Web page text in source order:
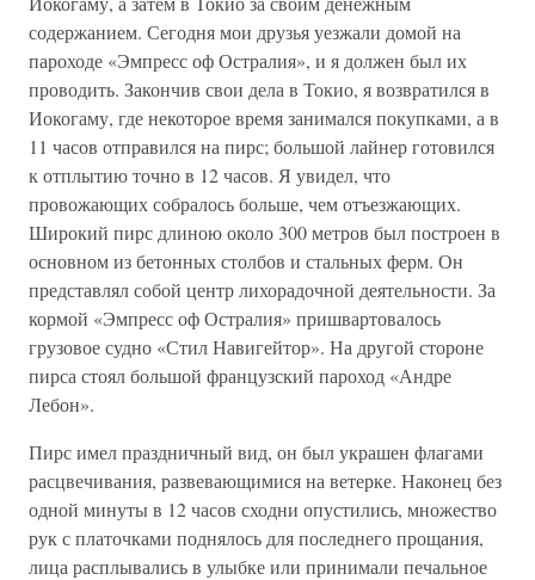
содержанием. Сегодня мои друзья уезжали домой на
пароходе «Эмпресс оф Остралия», и я должен был их
проводить. Закончив свои дела в Токио, я возвратился в
Иокогаму, где некоторое время занимался покупками, а в
11 часов отправился на пирс; большой лайнер готовился
к отплытию точно в 12 часов. Я увидел, что
провожающих собралось больше, чем отъезжающих.
Широкий пирс длиною около 300 метров был построен в
основном из бетонных столбов и стальных ферм. Он
представлял собой центр лихорадочной деятельности. За
кормой «Эмпресс оф Остралия» пришвартовалось
грузовое судно «Стил Навигейтор». На другой стороне
пирса стоял большой французский пароход «Андре
Лебон».
Пирс имел праздничный вид, он был украшен флагами
расцвечивания, развевающимися на ветерке. Наконец без
одной минуты в 12 часов сходни опустились, множество
рук с платочками поднялось для последнего прощания,
лица расплывались в улыбке или принимали печальное